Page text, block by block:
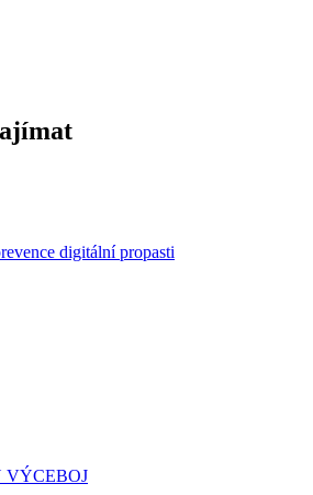
digitální propasti
VÝCEBOJ